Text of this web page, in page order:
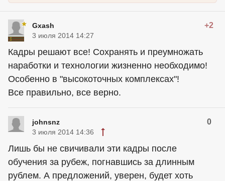
Gxash +2
3 июля 2014 14:27
Кадры решают все! Сохранять и преумножать
наработки и технологии жизненно необходимо!
Особенно в "высокоточных комплексах"!
Все правильно, все верно.
johnsnz 0
3 июля 2014 14:36
Лишь бы не свичивали эти кадры после
обучения за рубеж, погнавшись за длинным
рублем. А предложений, уверен, будет хоть